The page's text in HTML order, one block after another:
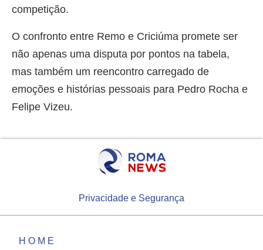
competição.
O confronto entre Remo e Criciúma promete ser
não apenas uma disputa por pontos na tabela,
mas também um reencontro carregado de
emoções e histórias pessoais para Pedro Rocha e
Felipe Vizeu.
Privacidade e Segurança
HOME